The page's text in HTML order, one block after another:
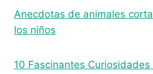
Anecdotas de animales
los niños
10 Fascinantes